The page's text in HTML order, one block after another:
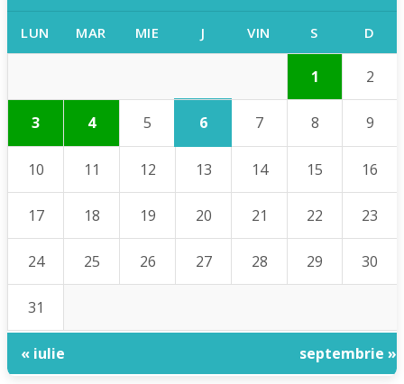
LUN MAR MIE J VIN S D
1 2
3 4 5 6 7 8 9
10 11 12 13 14 15 16
17 18 19 20 21 22 23
24 25 26 27 28 29 30
31
« iulie septembrie »